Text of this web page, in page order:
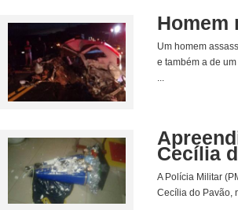
Homem
Um homem
e também a de
Cecília
A Polícia Militar
Cecília do Pavão,